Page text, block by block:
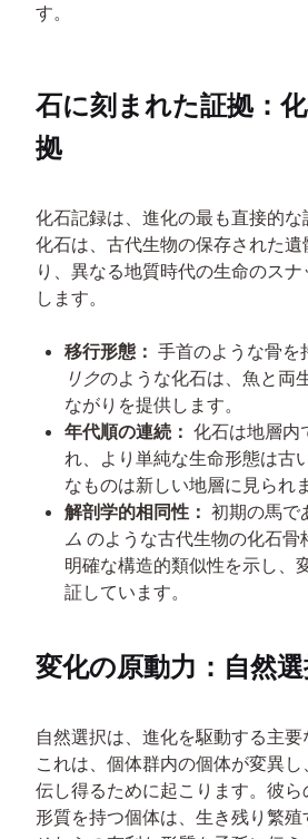
す。
石に刻まれた証拠：
拠
化石記録は、進化の最も直接的な
化石は、古代生物の保存された
り、異なる地質時代の生命のス
します。
移行形態： 手首のような骨を
リクのような化石は、魚と両
ながりを提供します。
年代順の連続： 化石は地層内
れ、より単純な生命形態は古
なものは新しい地層に見られ
解剖学的相同性： 初期の馬で
ム のような古代生物の化石骨
明確な構造的類似性を示し、
証しています。
変化の原動力：自然
自然選択は、進化を駆動する主要
これは、個体群内の個体が変異
伝し得るために起こります。彼
形質を持つ個体は、生き残り繁殖